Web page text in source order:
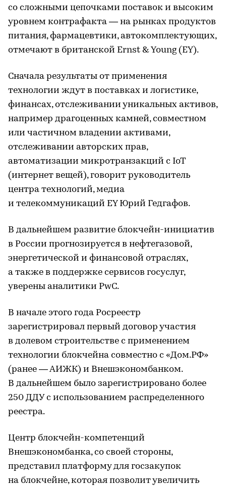
со сложными цепочками поставок и высоким
уровнем контрафакта — на рынках продуктов
питания, фармацевтики, автокомплектующих,
отмечают в британской Ernst & Young (EY).
Сначала результаты от применения
технологии ждут в поставках и логистике,
финансах, отслеживании уникальных активов,
например драгоценных камней, совместном
или частичном владении активами,
отслеживании авторских прав,
автоматизации микротранзакций с IoT
(интернет вещей), говорит руководитель
центра технологий, медиа
и телекоммуникаций EY Юрий Гедгафов.
В дальнейшем развитие блокчейн-инициатив
в России прогнозируется в нефтегазовой,
энергетической и финансовой отраслях,
а также в поддержке сервисов госуслуг,
уверены аналитики PwC.
В начале этого года Росреестр
зарегистрировал первый договор участия
в долевом строительстве с применением
технологии блокчейна совместно с «Дом.РФ»
(ранее — АИЖК) и Внешэкономбанком.
В дальнейшем было зарегистрировано более
250 ДДУ с использованием распределенного
реестра.
Центр блокчейн-компетенций
Внешэкономбанка, со своей стороны,
представил платформу для госзакупок
на блокчейне, которая позволит увеличить